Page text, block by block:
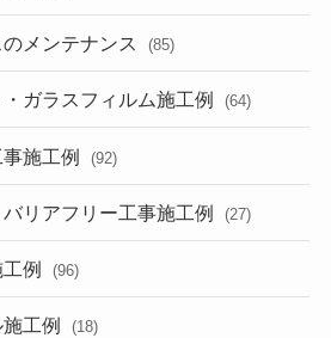
メンテナンス (85)
ガラスフィルム施工例 (64)
施工例 (92)
リアフリー工事施工例 (27)
例 (96)
工例 (18)